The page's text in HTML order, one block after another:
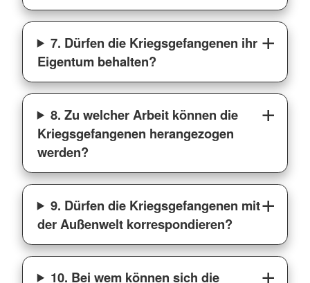
7. Dürfen die Kriegsgefangenen ihr
Eigentum behalten?
8. Zu welcher Arbeit können die
Kriegsgefangenen herangezogen
werden?
9. Dürfen die Kriegsgefangenen mit
der Außenwelt korrespondieren?
10. Bei wem können sich die